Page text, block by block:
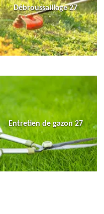
Débroussaillage 27
Entretien de gazon 27